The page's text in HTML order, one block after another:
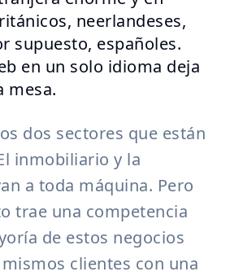
neerlandeses,
supuesto, españoles.
en un solo idioma deja
mesa.
dos sectores que están
inmobiliario y la
a toda máquina. Pero
trae una competencia
de estos negocios
clientes con una